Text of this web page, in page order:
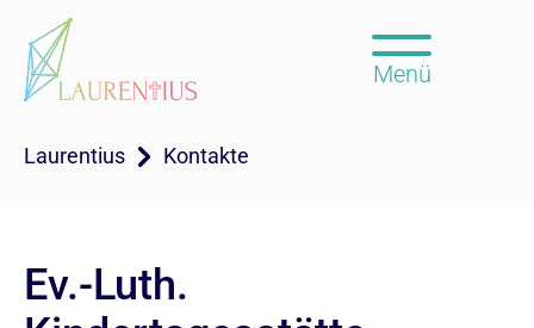
Menü
Laurentius Kontakte
Ev.-Luth.